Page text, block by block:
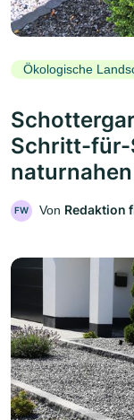
Ökologische
Schritt-für-
FW Von Redaktion